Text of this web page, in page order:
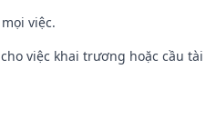
việc.
việc khai trương hoặc cầu tài